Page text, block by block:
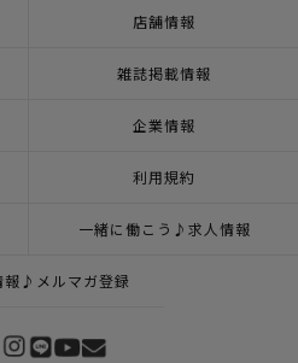
店舗情報
雑誌掲載情報
企業情報
利用規約
一緒に働こう♪求人情報
報♪メルマガ登録